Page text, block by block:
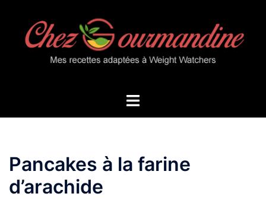
contenu
Ouvrir/fermer
Pancakes à la farine
d’arachide